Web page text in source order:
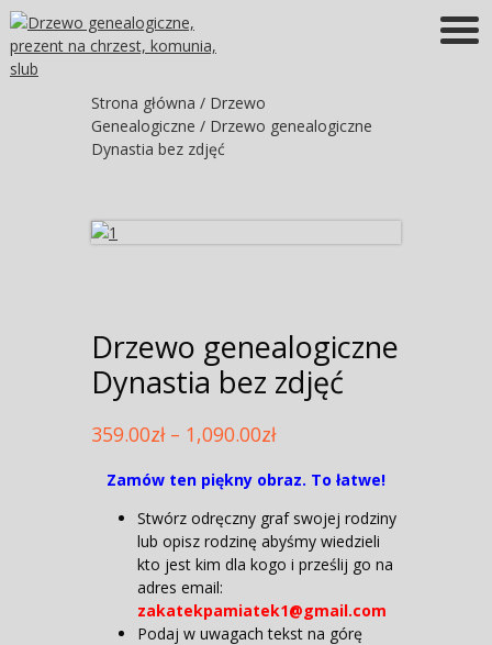
Strona główna / Drzewo
Genealogiczne / Drzewo genealogiczne
Dynastia bez zdjęć
Drzewo genealogiczne
Dynastia bez zdjęć
359.00zł– 1,090.00zł
Zamów ten piękny obraz. To łatwe!
Stwórz odręczny graf swojej rodziny
lub opisz rodzinę abyśmy wiedzieli
kto jest kim dla kogo i prześlij go na
adres email:
zakatekpamiatek1@gmail.com
Podaj w uwagach tekst na górę